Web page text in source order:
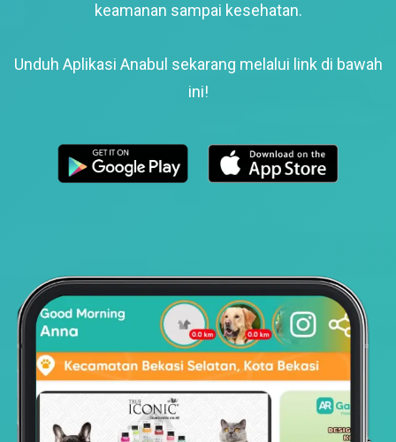
keamanan sampai kesehatan.
Unduh Aplikasi Anabul sekarang melalui link di bawah
ini!